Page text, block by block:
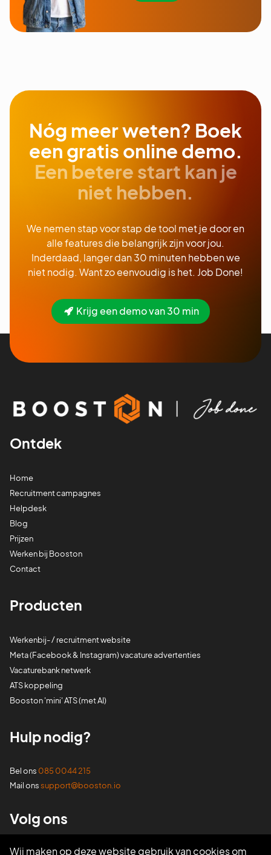
Nóg meer weten? Boek
een gratis online demo.
Een betere start kan je
niet hebben.
We nemen stap voor stap de tool met je door en
alle features die belangrijk zijn voor jou.
Inderdaad, langer dan 30 minuten hebben we
niet nodig. Want zo eenvoudig is het. Job Done!
Krijg een demo van 30 min
Ontdek
Home
Recruitment campagnes
Helpdesk
Blog
Prijzen
Werken bij Booston
Contact
Producten
Werkenbij- / recruitment website
Meta (Facebook & Instagram) vacature advertenties
Vacaturebank netwerk
ATS koppeling
Booston 'mini' ATS (met AI)
Hulp nodig?
Bel ons 085 0044 215
Mail onssupport@booston.io
Volg ons
Wij maken op deze website gebruik van cookies om